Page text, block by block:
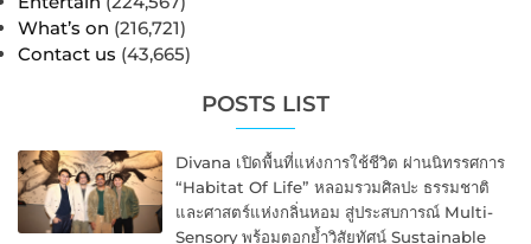
What’s on (216,721)
Contact us (43,665)
POSTS LIST
Divana เปิดพื้นที่แห่งการใช้ชีวิต ผ่านนิทรรศการ
“Habitat Of Life” หลอมรวมศิลปะ ธรรมชาติ
และศาสตร์แห่งกลิ่นหอม สู่ประสบการณ์ Multi-
Sensory พร้อมตอกย้ำวิสัยทัศน์ Sustainable